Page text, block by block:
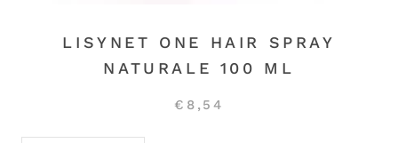
LISYNET ONE HAIR SPRAY
NATURALE 100 ML
€8,54